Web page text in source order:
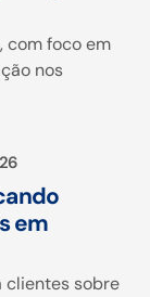
com foco em
nos
em
clientes sobre